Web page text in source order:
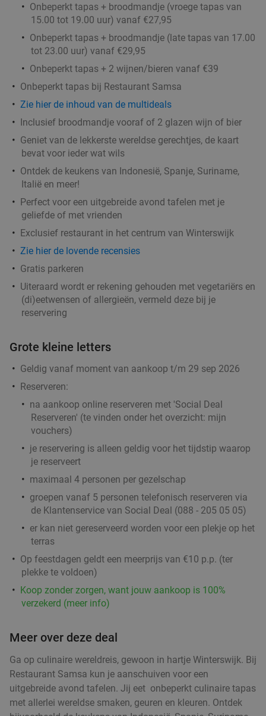
Onbeperkt tapas + broodmandje (vroege tapas van
15.00 tot 19.00 uur) vanaf €27,95
Onbeperkt tapas + broodmandje (late tapas van 17.00
tot 23.00 uur) vanaf €29,95
Onbeperkt tapas + 2 wijnen/bieren vanaf €39
Onbeperkt tapas bij Restaurant Samsa
Zie hier de inhoud van de multideals
Inclusief broodmandje vooraf of 2 glazen wijn of bier
Geniet van de lekkerste wereldse gerechtjes, de kaart
bevat voor ieder wat wils
Ontdek de keukens van Indonesië, Spanje, Suriname,
Italië en meer!
Perfect voor een uitgebreide avond tafelen met je
geliefde of met vrienden
Exclusief restaurant in het centrum van Winterswijk
Zie hier de lovende recensies
Gratis parkeren
Uiteraard wordt er rekening gehouden met vegetariërs en
(di)eetwensen of allergieën, vermeld deze bij je
reservering
Grote kleine letters
Geldig vanaf moment van aankoop t/m 29 sep 2026
Reserveren:
na aankoop online reserveren met 'Social Deal
Reserveren' (te vinden onder het overzicht: mijn
vouchers)
je reservering is alleen geldig voor het tijdstip waarop
je reserveert
maximaal 4 personen per gezelschap
groepen vanaf 5 personen telefonisch reserveren via
de Klantenservice van Social Deal (088 - 205 05 05)
er kan niet gereserveerd worden voor een plekje op het
terras
Op feestdagen geldt een meerprijs van €10 p.p. (ter
plekke te voldoen)
Koop zonder zorgen, want jouw aankoop is 100%
verzekerd (meer info)
Meer over deze deal
Ga op culinaire wereldreis, gewoon in hartje Winterswijk. Bij
Restaurant Samsa kun je aanschuiven voor een
uitgebreide avond tafelen. Jij eet onbeperkt culinaire tapas
met allerlei wereldse smaken, geuren en kleuren. Ontdek